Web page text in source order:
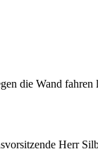
die Wand fahren
Herr